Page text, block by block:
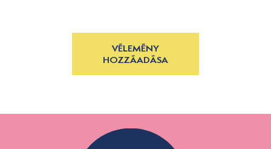
VÉLEMÉNY
HOZZÁADÁSA